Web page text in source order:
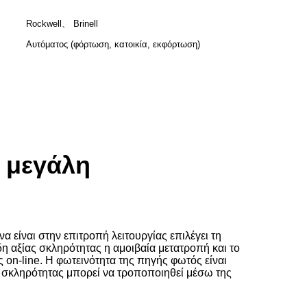
Rockwell、 Brinell
Αυτόματος (φόρτωση, κατοικία, εκφόρτωση)
στην επιτροπή λειτουργίας επιλέγει τη
αξίας σκληρότητας η αμοιβαία μετατροπή και το
on-line. Η φωτεινότητα της πηγής φωτός είναι
σκληρότητας μπορεί να τροποποιηθεί μέσω της